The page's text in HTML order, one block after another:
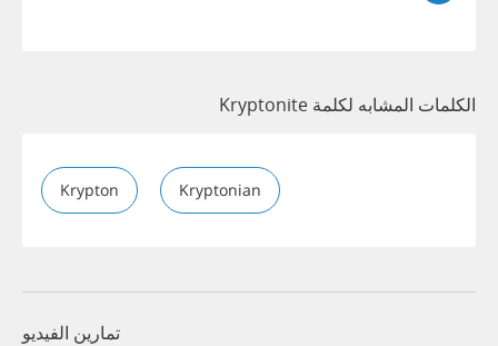
الكلمات المشابه لكلمة Kryptonite
Krypton Kryptonian
تمارين الفيديو